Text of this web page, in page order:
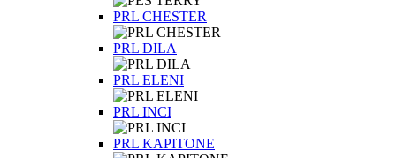
PRL CHESTER
PRL DILA
PRL ELENI
PRL INCI
PRL KAPITONE